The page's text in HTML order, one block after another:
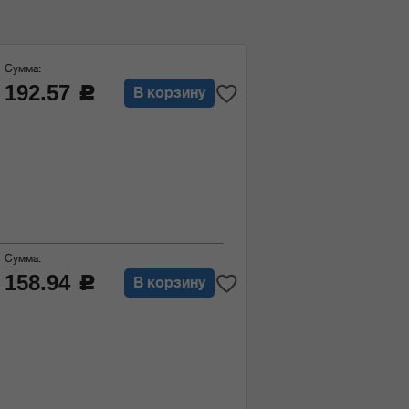
Сумма:
192.57 c В корзину
Сумма:
158.94 c В корзину